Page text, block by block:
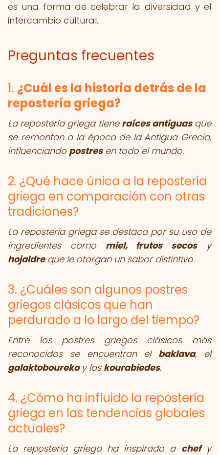
es una forma de celebrar la diversidad y el
intercambio cultural.
Preguntas frecuentes
1. ¿Cuál es la historia detrás de la
repostería griega?
La repostería griega tiene raíces antiguasque
se remontan a la época de la Antigua Grecia,
influenciando postresen todo el mundo.
2. ¿Qué hace única a la repostería
griega en comparación con otras
tradiciones?
La repostería griega se destaca por su uso de
ingredientes como miel, frutos secosy
hojaldreque le otorgan un sabor distintivo.
3. ¿Cuáles son algunos postres
griegos clásicos que han
perdurado a lo largo del tiempo?
Entre los postres griegos clásicos más
reconocidos se encuentran el baklava, el
galaktobourekoy los kourabiedes.
4. ¿Cómo ha influido la repostería
griega en las tendencias globales
actuales?
La repostería griega ha inspirado a chefy